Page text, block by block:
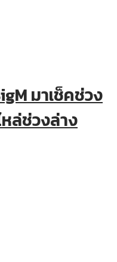
มาเช็คช่วง
หล่ช่วงล่าง